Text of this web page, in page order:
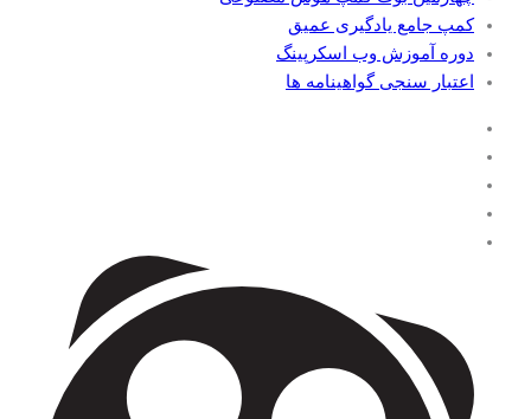
کمپ جامع یادگیری عمیق
دوره آموزش وب اسکرپینگ
اعتبار سنجی گواهینامه ها